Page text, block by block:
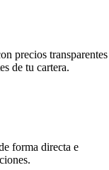
precios transparentes
de tu cartera.
forma directa e